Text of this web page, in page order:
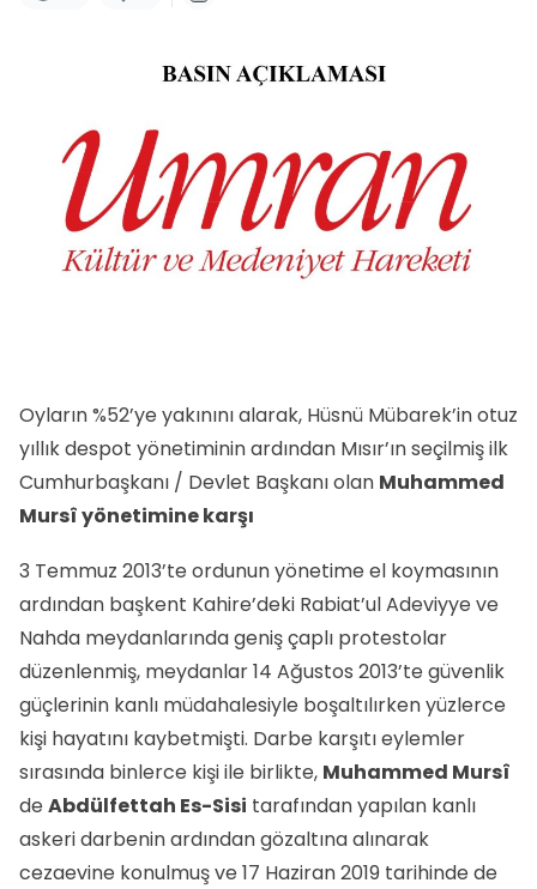
Oyların %52’ye yakınını alarak, Hüsnü Mübarek’in otuz
yıllık despot yönetiminin ardından Mısır’ın seçilmiş ilk
Cumhurbaşkanı / Devlet Başkanı olan Muhammed
Mursî yönetimine karşı
3 Temmuz 2013’te ordunun yönetime el koymasının
ardından başkent Kahire’deki Rabiat’ul Adeviyye ve
Nahda meydanlarında geniş çaplı protestolar
düzenlenmiş, meydanlar 14 Ağustos 2013’te güvenlik
güçlerinin kanlı müdahalesiyle boşaltılırken yüzlerce
kişi hayatını kaybetmişti. Darbe karşıtı eylemler
sırasında binlerce kişi ile birlikte, Muhammed Mursî
de Abdülfettah Es-Sisi tarafından yapılan kanlı
askeri darbenin ardından gözaltına alınarak
cezaevine konulmuş ve 17 Haziran 2019 tarihinde de